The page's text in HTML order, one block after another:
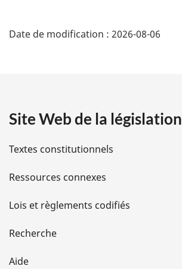
é
i
l
s
d
e
l
Date de modification : 2026-08-06
Site Web de la législation
Textes constitutionnels
Ressources connexes
Lois et règlements codifiés
Recherche
Aide